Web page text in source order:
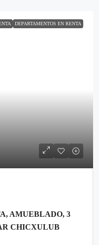
DEPARTAMENTOS EN RENTA
AMUEBLADO, 3
CHICXULUB